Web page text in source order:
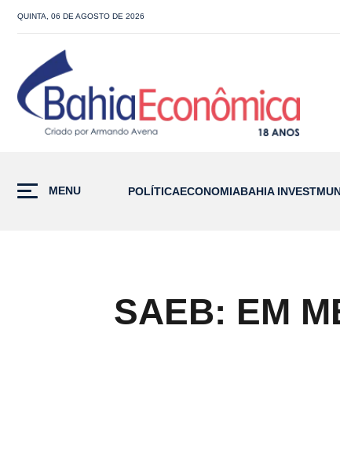
QUINTA, 06 DE AGOSTO DE 2026
MENU POLÍTICAECONOMIABAHIA INVEST
SAEB: EM